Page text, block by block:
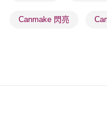
(香港門市) 只顯示可選門
(澳門門市) 只顯示可選門
Canmake 閃亮